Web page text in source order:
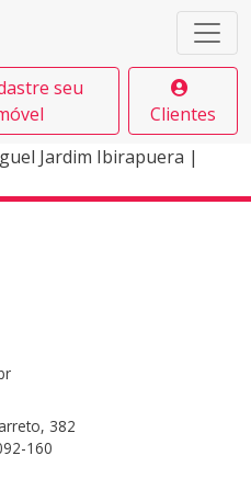
seu
Clientes
Jardim Ibirapuera |
382
160